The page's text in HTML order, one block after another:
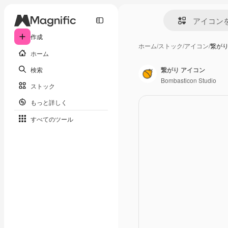
作成
ホーム
検索
ストック
もっと詳しく
すべてのツール
ホーム/ストック/アイコン/繋が
繋がり アイコン
Bombasticon Studio